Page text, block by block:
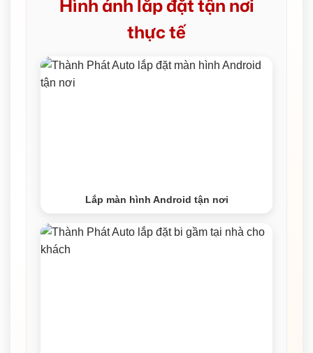
Hình ảnh lắp đặt tận nơi
thực tế
Lắp màn hình Android tận nơi